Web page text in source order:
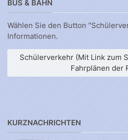
BUS & BAHN
Wählen Sie den Button
Informationen.
Schülerverkehr (Mit Link zum
Fahrplänen der
KURZNACHRICHTEN